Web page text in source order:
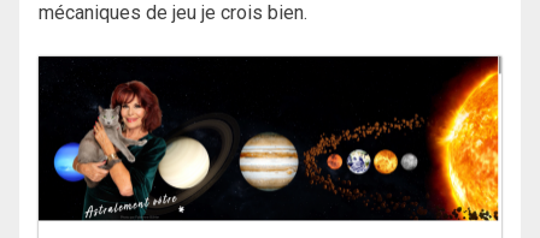
mécaniques de jeu je crois bien.